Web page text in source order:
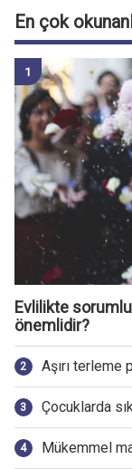
En çok
Evlilikte
önemlidir?
Aşırı terleme
Çocuklarda
Mükemmel